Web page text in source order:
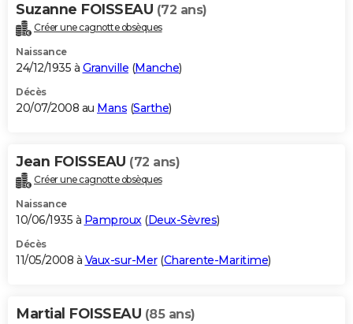
Suzanne FOISSEAU (72 ans)
Créer une cagnotte obsèques
Naissance
24/12/1935 à Granville (Manche)
Décès
20/07/2008 au Mans (Sarthe)
Jean FOISSEAU (72 ans)
Créer une cagnotte obsèques
Naissance
10/06/1935 à Pamproux(Deux-Sèvres)
Décès
11/05/2008 à Vaux-sur-Mer(Charente-Maritime)
Martial FOISSEAU (85 ans)